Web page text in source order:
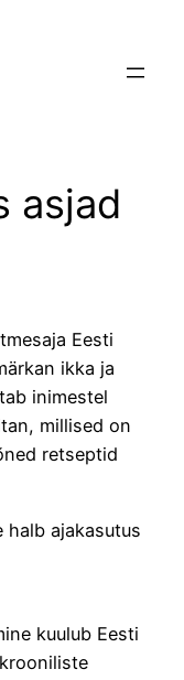
asjad
Eesti
ikka ja
inimestel
millised on
retseptid
halb ajakasutus
kuulub Eesti